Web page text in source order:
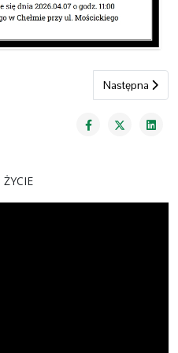
Bogdana Borysiewicza
Następna
Następna